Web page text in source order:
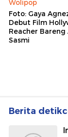
Wolipop
Foto: Gaya
Debut Film
Reacher Bareng
Sasmi
Berita